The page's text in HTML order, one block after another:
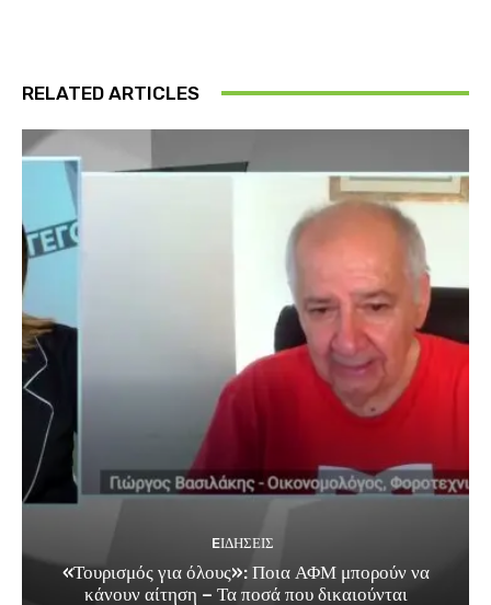
RELATED ARTICLES
EΙΔΗΣΕΙΣ
«Τουρισμός για όλους»: Ποια ΑΦΜ μπορούν να
κάνουν αίτηση – Τα ποσά που δικαιούνται